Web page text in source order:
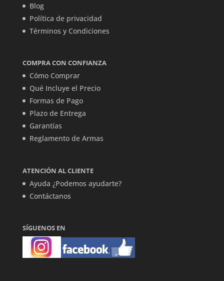
Blog
Política de privacidad
Términos y Condiciones
COMPRA CON CONFIANZA
Cómo Comprar
Qué Incluye el Precio
Formas de Pago
Plazo de Entrega
Garantías
Reglamento de Armas
ATENCIÓN AL CLIENTE
Ayuda ¿Podemos ayudarte?
Contáctanos
SÍGUENOS EN